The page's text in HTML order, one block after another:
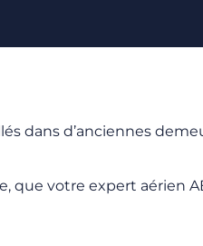
dans d’anciennes
votre expert aérien